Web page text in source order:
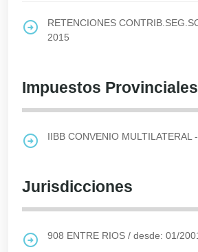
RETENCIONES
2015
Impuestos Provinciales
IIBB CONVENIO MULTILATERAL
Jurisdicciones
908 ENTRE RIOS / desde: 01/